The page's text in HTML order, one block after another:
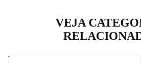
VEJA
Pingentes